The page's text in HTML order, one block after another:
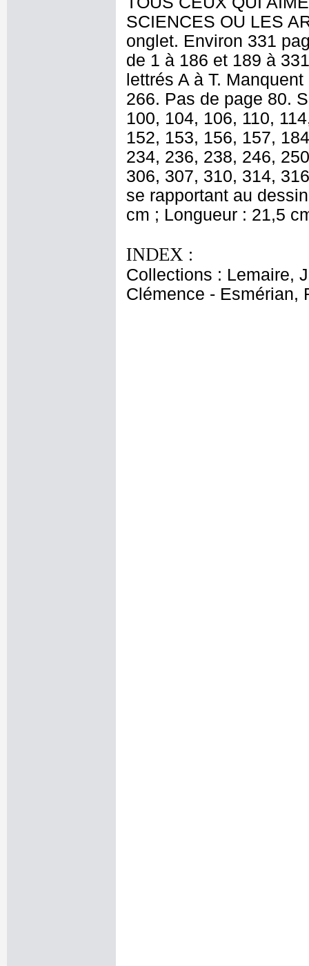
SCIENCES OU LES
onglet. Environ 331
de 1 à 186 et 189 à
lettrés A à T.
266. Pas de page 80.
100, 104, 106, 110,
152, 153, 156, 157,
234, 236, 238, 246,
306, 307, 310, 314,
se rapportant au
cm ; Longueur : 21,5
INDEX :
Collections : Lemaire,
Clémence - Esmérian,